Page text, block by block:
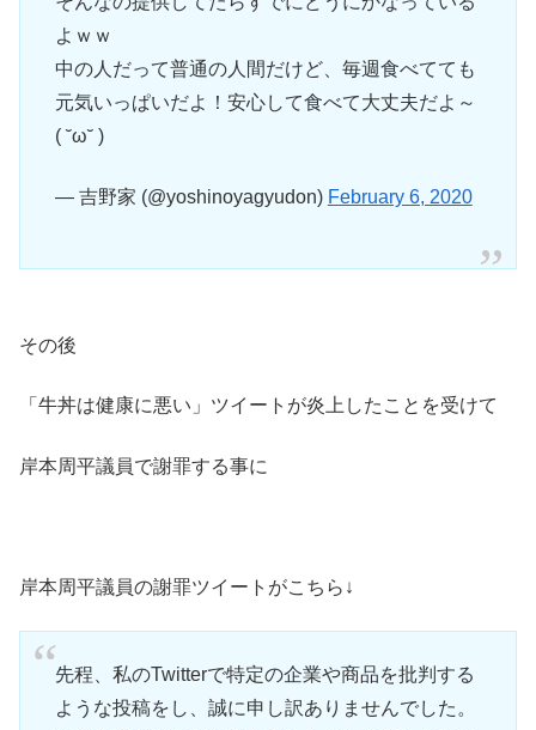
よｗｗ
中の人だって普通の人間だけど、毎週食べてても
元気いっぱいだよ！安心して食べて大丈夫だよ～
( ˘ω˘ )
— 吉野家 (@yoshinoyagyudon) February 6, 2020
その後
「牛丼は健康に悪い」ツイートが炎上したことを受けて
岸本周平議員で謝罪する事に
岸本周平議員の謝罪ツイートがこちら↓
先程、私のTwitterで特定の企業や商品を批判する
ような投稿をし、誠に申し訳ありませんでした。